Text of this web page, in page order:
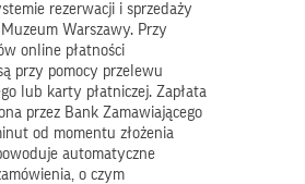
rezerwacji i sprzedaży
Warszawy. Przy
online płatności
przy pomocy przelewu
lub karty płatniczej. Zapłata
przez Bank Zamawiającego
od momentu złożenia
automatyczne
o czym